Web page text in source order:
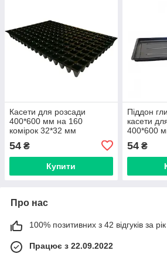
Касети для розсади
400*600 мм на 160
комірок 32*32 мм
54 ₴
Купити
Піддон
касети
400*600
54₴
Про нас
100% позитивних з 42 відгуків за рік
Працює з 22.09.2022